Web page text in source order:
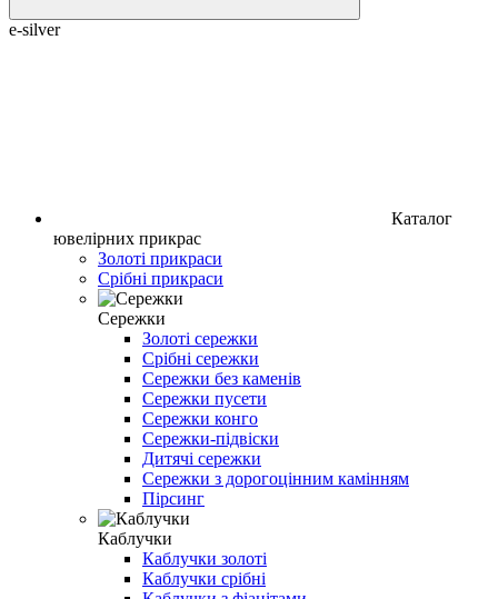
e-silver
Каталог
ювелірних прикрас
Золоті прикраси
Срібні прикраси
Сережки
Золоті сережки
Срібні сережки
Сережки без каменів
Сережки пусети
Сережки конго
Сережки-підвіски
Дитячі сережки
Сережки з дорогоцінним камінням
Пірсинг
Каблучки
Каблучки золоті
Каблучки срібні